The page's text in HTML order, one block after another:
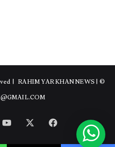
© Copyright 2026, All Rights Reserved |
RAHIM YAR KHAN NEWS|
Facebook